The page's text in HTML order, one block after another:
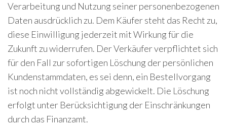
Verarbeitung und Nutzung seiner personenbezogenen
Daten ausdrücklich zu. Dem Käufer steht das Recht zu,
diese Einwilligung jederzeit mit Wirkung für die
Zukunft zu widerrufen. Der Verkäufer verpflichtet sich
für den Fall zur sofortigen Löschung der persönlichen
Kundenstammdaten, es sei denn, ein Bestellvorgang
ist noch nicht vollständig abgewickelt. Die Löschung
erfolgt unter Berücksichtigung der Einschränkungen
durch das Finanzamt.